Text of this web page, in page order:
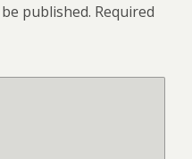
published. Required